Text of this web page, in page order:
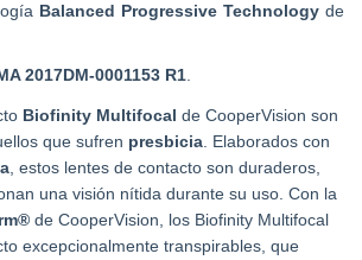
Balanced Progressive Technology de
2017DM-0001153 R1
Biofinity Multifocal de CooperVision son
que sufren presbicia
, estos lentes de contacto son duraderos,
de CooperVision, los Biofinity Multifocal
excepcionalmente transpirables, que